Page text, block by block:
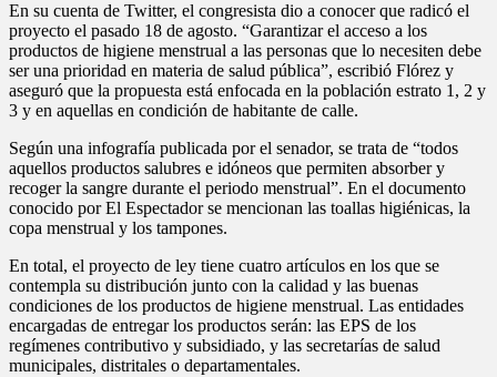
En su cuenta de Twitter, el congresista dio a conocer que radicó el
proyecto el pasado 18 de agosto. “Garantizar el acceso a los
productos de higiene menstrual a las personas que lo necesiten debe
ser una prioridad en materia de salud pública”, escribió Flórez y
aseguró que la propuesta está enfocada en la población estrato 1, 2 y
3 y en aquellas en condición de habitante de calle.
Según una infografía publicada por el senador, se trata de “todos
aquellos productos salubres e idóneos que permiten absorber y
recoger la sangre durante el periodo menstrual”. En el documento
conocido por El Espectador se mencionan las toallas higiénicas, la
copa menstrual y los tampones.
En total, el proyecto de ley tiene cuatro artículos en los que se
contempla su distribución junto con la calidad y las buenas
condiciones de los productos de higiene menstrual. Las entidades
encargadas de entregar los productos serán: las EPS de los
regímenes contributivo y subsidiado, y las secretarías de salud
municipales, distritales o departamentales.